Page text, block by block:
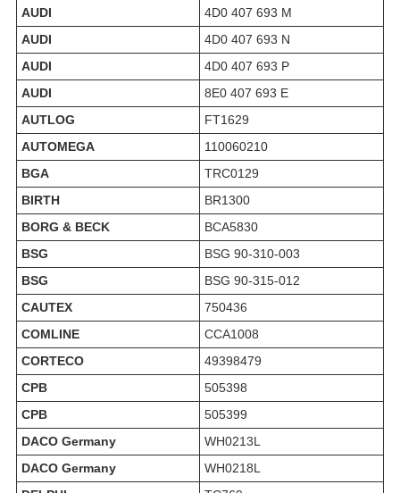
AUDI
4D0 407 693 M
AUDI
4D0 407 693 N
AUDI
4D0 407 693 P
AUDI
8E0 407 693 E
AUTLOG
FT1629
AUTOMEGA
110060210
BGA
TRC0129
BIRTH
BR1300
BORG & BECK
BCA5830
BSG
BSG 90-310-003
BSG
BSG 90-315-012
CAUTEX
750436
COMLINE
CCA1008
CORTECO
49398479
CPB
505398
CPB
505399
DACO Germany
WH0213L
DACO Germany
WH0218L